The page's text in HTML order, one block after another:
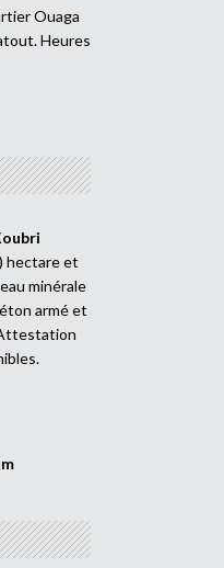
Ouaga
Heures
hectare et
minérale
armé et